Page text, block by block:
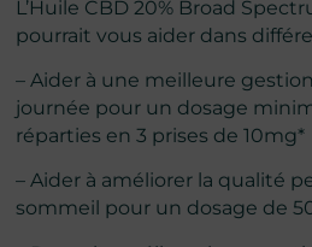
L’Huile CBD 20% Broad
pourrait vous aider dans
– Aider à une meilleure
journée pour un dosage
réparties en 3 prises de 10mg*
– Aider à améliorer la qualité
sommeil pour un dosage de